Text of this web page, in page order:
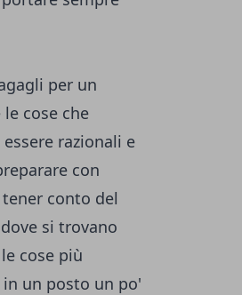
per un
cose che
razionali e
con
conto del
si trovano
cose più
un posto un po'